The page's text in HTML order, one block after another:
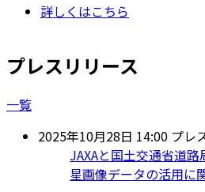
詳しくはこちら
プレスリリース
一覧
2025年10月28日 14:00 プレ
JAXAと国土交通省道
星画像データの活用に